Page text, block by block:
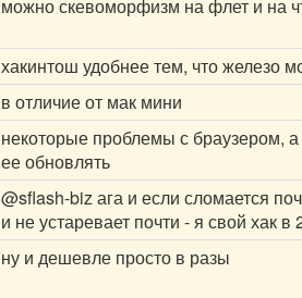
можно скевоморфизм на флет и на
хакинтош удобнее тем, что железо
в отличие от мак мини
некоторые проблемы с браузером,
ее обновлять
@sflash-bizага и если сломается
и не устаревает почти - я свой хак
ну и дешевле просто в разы